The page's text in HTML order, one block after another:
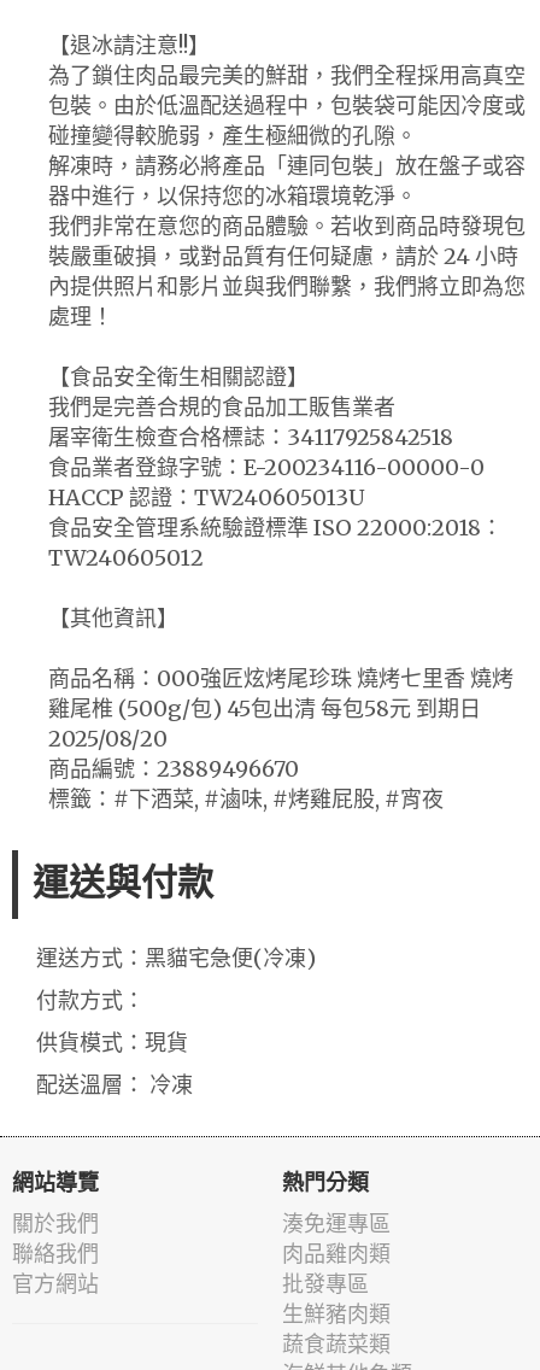
【退冰請注意!!】
為了鎖住肉品最完美的鮮甜，我們全程採用高真空
包裝。由於低溫配送過程中，包裝袋可能因冷度或
碰撞變得較脆弱，產生極細微的孔隙。
解凍時，請務必將產品「連同包裝」放在盤子或容
器中進行，以保持您的冰箱環境乾淨。
我們非常在意您的商品體驗。若收到商品時發現包
裝嚴重破損，或對品質有任何疑慮，請於 24 小時
內提供照片和影片並與我們聯繫，我們將立即為您
處理！
【食品安全衛生相關認證】
我們是完善合規的食品加工販售業者
屠宰衛生檢查合格標誌：34117925842518
食品業者登錄字號：E-200234116-00000-0
HACCP 認證：TW240605013U
食品安全管理系統驗證標準 ISO 22000:2018：
TW240605012
【其他資訊】
商品名稱：000強匠炫烤尾珍珠 燒烤七里香 燒烤
雞尾椎 (500g/包) 45包出清 每包58元 到期日
2025/08/20
商品編號：23889496670
標籤：#下酒菜, #滷味, #烤雞屁股, #宵夜
運送與付款
運送方式：黑貓宅急便(冷凍)
付款方式：
供貨模式：現貨
配送溫層： 冷凍
網站導覽
關於我們
聯絡我們
官方網站
熱門分類
湊免運專區
肉品雞肉類
批發專區
生鮮豬肉類
蔬食蔬菜類